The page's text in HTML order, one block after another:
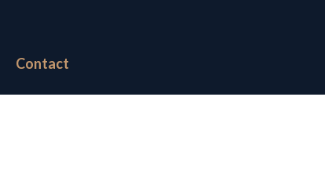
Contact